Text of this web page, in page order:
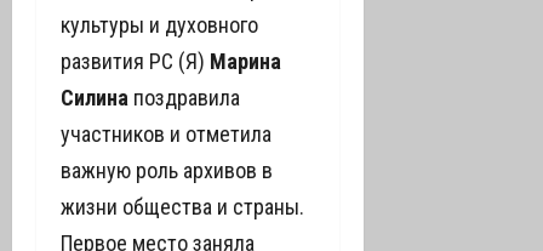
культуры и духовного
развития РС (Я) Марина
Силина поздравила
участников и отметила
важную роль архивов в
жизни общества и страны.
Первое место заняла